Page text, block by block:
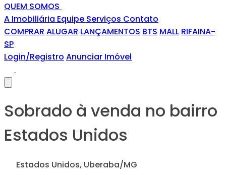
QUEM SOMOS
A Imobiliária Equipe Serviços Contato
COMPRAR ALUGAR LANÇAMENTOS BTS MALL RIFAINA-
SP
Login/Registro Anunciar Imóvel
Sobrado à venda no bairro
Estados Unidos
Estados Unidos, Uberaba/MG